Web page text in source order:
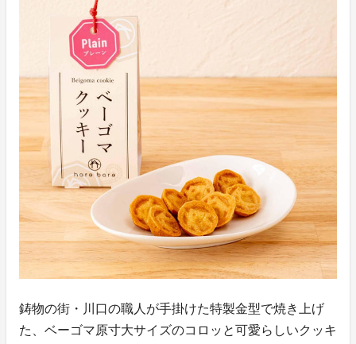
鋳物の街・川口の職人が手掛けた特製金型で焼き上げ
た、ベーゴマ原寸大サイズのコロッと可愛らしいクッキ